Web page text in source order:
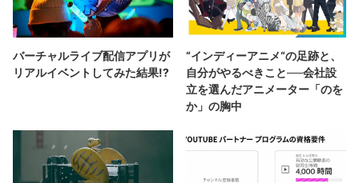
バーチャルライブ配信アプリが
リアルイベントしてみた結果!?
“インディーアニメ“の足跡と、
自分がやるべきこと──会社設
立を選んだアニメーター「のを
か」の胸中